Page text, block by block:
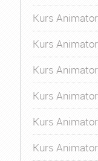
Kurs
Kurs
Kurs
Kurs
Kurs
Kurs